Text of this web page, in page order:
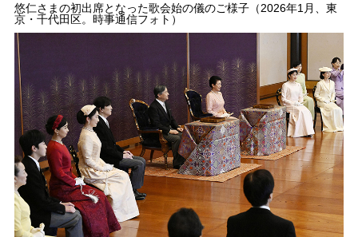
悠仁さまの初出席となった歌会始の儀のご様子（2026年1月、東
京・千代田区。時事通信フォト）